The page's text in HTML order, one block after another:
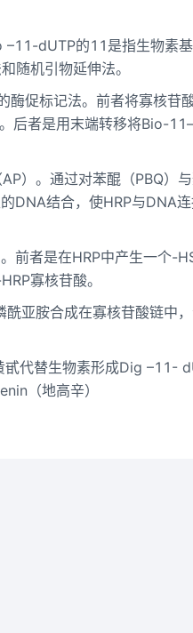
dUTP的11是指生物素
随机引物延伸法。
酶促标记法。前者将寡核苷
后者是用末端转移将Bio-
）。通过对苯醌（PBQ）
DNA结合，使HRP与DNA
前者是在HRP中产生一个-
寡核苷酸。
酰亚胺合成在寡核苷酸链中
代替生物素形成Dig –11-
（地高辛）